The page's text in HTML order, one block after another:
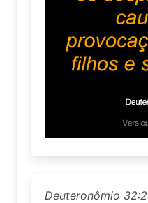
Deuteronômio